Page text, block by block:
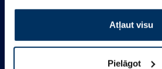
izmantošanai, lūdzu, atzīmējiet
Atļaut visu
Pielāgot
Facebook